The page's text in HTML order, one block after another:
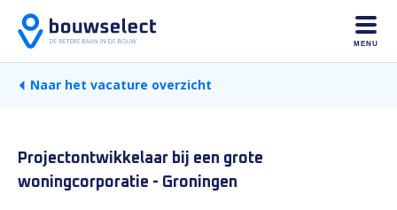
MENU
Naar het vacature overzicht
Projectontwikkelaar bij een grote
woningcorporatie - Groningen